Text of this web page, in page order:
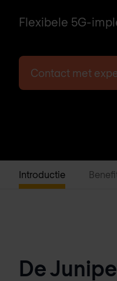
Flexibele 5G-
Contact met
Introductie
De